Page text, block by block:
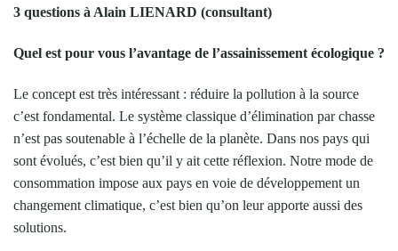
3 questions à Alain LIENARD (consultant)
Quel est pour vous l’avantage de l’assainissement écologique ?
Le concept est très intéressant : réduire la pollution à la source
c’est fondamental. Le système classique d’élimination par chasse
n’est pas soutenable à l’échelle de la planète. Dans nos pays qui
sont évolués, c’est bien qu’il y ait cette réflexion. Notre mode de
consommation impose aux pays en voie de développement un
changement climatique, c’est bien qu’on leur apporte aussi des
solutions.